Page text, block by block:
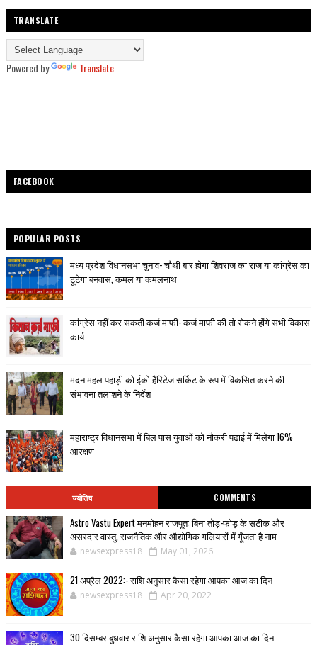
TRANSLATE
Powered by Translate
FACEBOOK
POPULAR POSTS
मध्य प्रदेश विधानसभा चुनाव- चौथी बार होगा शिवराज का राज या कांग्रेस का
टूटेगा बनवास, कमल या कमलनाथ
कांग्रेस नहीं कर सकती कर्ज माफी- कर्ज माफी की तो रोकने होंगे सभी विकास
कार्य
मदन महल पहाड़ी को ईको हैरिटेज सर्किट के रूप में विकसित करने की
संभावना तलाशने के निर्देश
महाराष्ट्र विधानसभा में बिल पास युवाओं को नौकरी पढ़ाई में मिलेगा 16%
आरक्षण
ज्योतिष COMMENTS
Astro Vastu Expert मनमोहन राजपूत: बिना तोड़-फोड़ के सटीक और
असरदार वास्तु, राजनैतिक और औद्योगिक गलियारों में गूँजता है नाम
newsexpress18 May 01, 2026
21 अप्रैल 2022:- राशि अनुसार कैसा रहेगा आपका आज का दिन
newsexpress18 Apr 20, 2022
30 दिसम्बर बुधवार राशि अनुसार कैसा रहेगा आपका आज का दिन